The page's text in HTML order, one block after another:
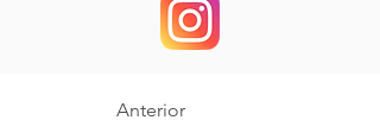
Anterior